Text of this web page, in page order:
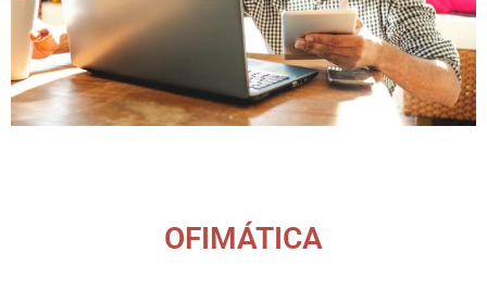
OFIMÁTICA